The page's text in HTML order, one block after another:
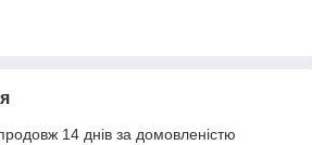
14 днів за домовленістю